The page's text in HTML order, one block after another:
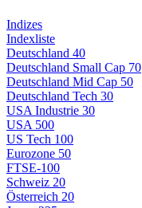
Indizes
Indexliste
Deutschland 40
Deutschland Small Cap 70
Deutschland Mid Cap 50
Deutschland Tech 30
USA Industrie 30
USA 500
US Tech 100
Eurozone 50
FTSE-100
Schweiz 20
Österreich 20